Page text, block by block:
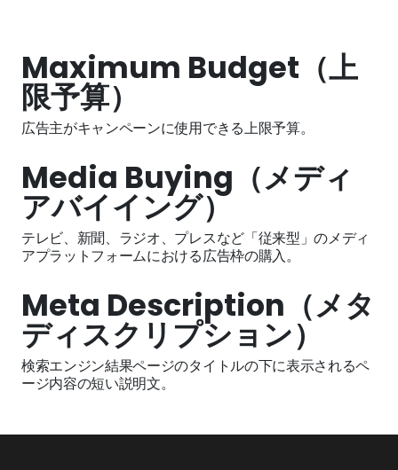
Maximum Budget（上
限予算）
広告主がキャンペーンに使用できる上限予算。
Media Buying（メディ
アバイイング）
テレビ、新聞、ラジオ、プレスなど「従来型」のメディ
アプラットフォームにおける広告枠の購入。
Meta Description（メタ
ディスクリプション）
検索エンジン結果ページのタイトルの下に表示されるペ
ージ内容の短い説明文。